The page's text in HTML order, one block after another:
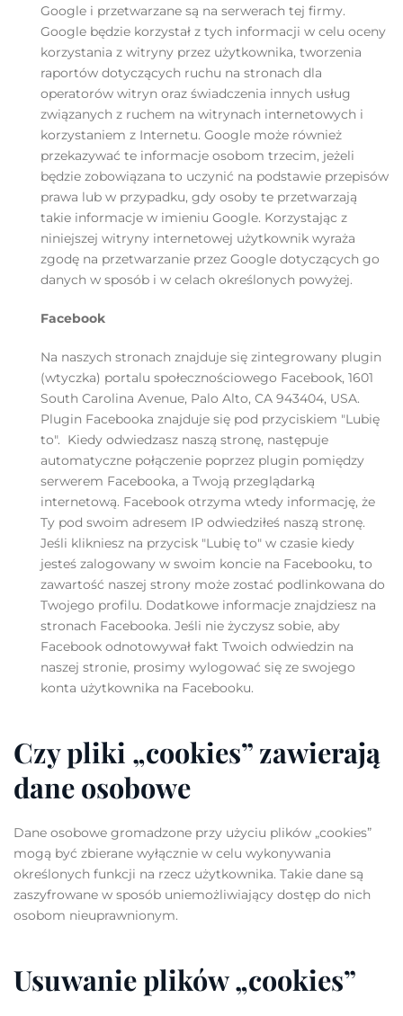
Google i przetwarzane są na serwerach tej firmy.
Google będzie korzystał z tych informacji w celu oceny
korzystania z witryny przez użytkownika, tworzenia
raportów dotyczących ruchu na stronach dla
operatorów witryn oraz świadczenia innych usług
związanych z ruchem na witrynach internetowych i
korzystaniem z Internetu. Google może również
przekazywać te informacje osobom trzecim, jeżeli
będzie zobowiązana to uczynić na podstawie przepisów
prawa lub w przypadku, gdy osoby te przetwarzają
takie informacje w imieniu Google. Korzystając z
niniejszej witryny internetowej użytkownik wyraża
zgodę na przetwarzanie przez Google dotyczących go
danych w sposób i w celach określonych powyżej.
Facebook
Na naszych stronach znajduje się zintegrowany plugin
(wtyczka) portalu społecznościowego Facebook, 1601
South Carolina Avenue, Palo Alto, CA 943404, USA.
Plugin Facebooka znajduje się pod przyciskiem "Lubię
to". Kiedy odwiedzasz naszą stronę, następuje
automatyczne połączenie poprzez plugin pomiędzy
serwerem Facebooka, a Twoją przeglądarką
internetową. Facebook otrzyma wtedy informację, że
Ty pod swoim adresem IP odwiedziłeś naszą stronę.
Jeśli klikniesz na przycisk "Lubię to" w czasie kiedy
jesteś zalogowany w swoim koncie na Facebooku, to
zawartość naszej strony może zostać podlinkowana do
Twojego profilu. Dodatkowe informacje znajdziesz na
stronach Facebooka. Jeśli nie życzysz sobie, aby
Facebook odnotowywał fakt Twoich odwiedzin na
naszej stronie, prosimy wylogować się ze swojego
konta użytkownika na Facebooku.
Czy pliki „cookies” zawierają
dane osobowe
Dane osobowe gromadzone przy użyciu plików „cookies”
mogą być zbierane wyłącznie w celu wykonywania
określonych funkcji na rzecz użytkownika. Takie dane są
zaszyfrowane w sposób uniemożliwiający dostęp do nich
osobom nieuprawnionym.
Usuwanie plików „cookies”